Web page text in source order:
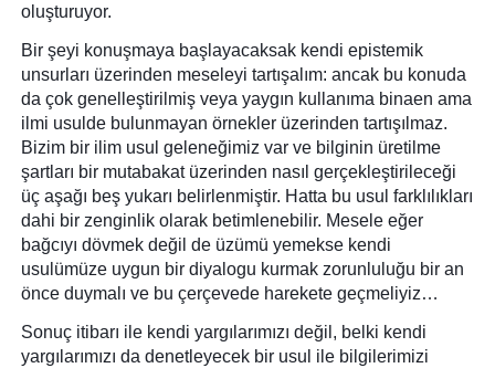
oluşturuyor.
Bir şeyi konuşmaya başlayacaksak kendi epistemik
unsurları üzerinden meseleyi tartışalım: ancak bu konuda
da çok genelleştirilmiş veya yaygın kullanıma binaen ama
ilmi usulde bulunmayan örnekler üzerinden tartışılmaz.
Bizim bir ilim usul geleneğimiz var ve bilginin üretilme
şartları bir mutabakat üzerinden nasıl gerçekleştirileceği
üç aşağı beş yukarı belirlenmiştir. Hatta bu usul farklılıkları
dahi bir zenginlik olarak betimlenebilir. Mesele eğer
bağcıyı dövmek değil de üzümü yemekse kendi
usulümüze uygun bir diyalogu kurmak zorunluluğu bir an
önce duymalı ve bu çerçevede harekete geçmeliyiz…
Sonuç itibarı ile kendi yargılarımızı değil, belki kendi
yargılarımızı da denetleyecek bir usul ile bilgilerimizi